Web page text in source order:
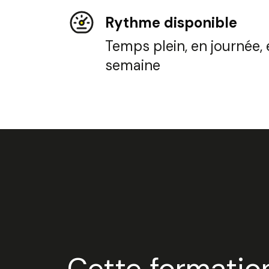
Rythme disponible
Temps plein, en journée,
semaine